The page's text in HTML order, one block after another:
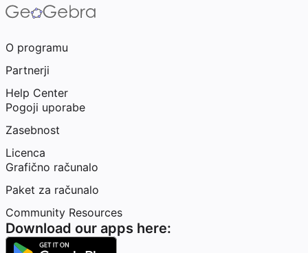
O programu
Partnerji
Help Center
Pogoji uporabe
Zasebnost
Licenca
Grafično računalo
Paket za računalo
Community Resources
Download our apps here: